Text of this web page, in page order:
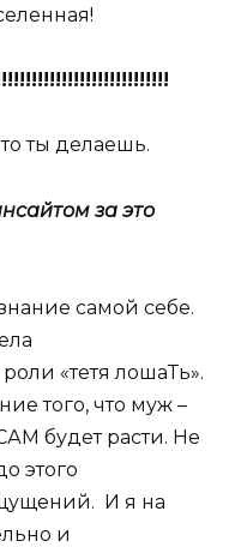
ты делаешь.
за это
самой себе.
«тетя лошаТь».
того, что муж –
будет расти. Не
этого
И я на
и